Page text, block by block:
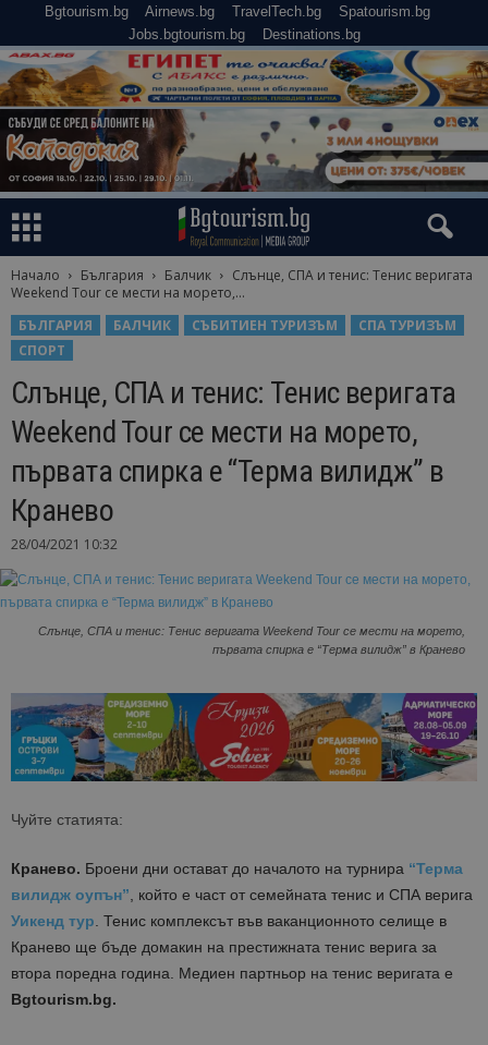
Bgtourism.bg Airnews.bg TravelTech.bg
Spatourism.bg
Jobs.bgtourism.bg
Destinations.bg
Начало България Балчик
Слънце, СПА и тенис: Тенис веригата
Weekend Tour се мести на морето,...
БЪЛГАРИЯ
БАЛЧИК СЪБИТИЕН ТУРИЗЪМ
СПА ТУРИЗЪМ
СПОРТ
Слънце, СПА и тенис: Тенис веригата
Weekend Tour се мести на морето,
първата спирка е “Терма вилидж” в
Кранево
28/04/2021 10:32
Слънце, СПА и тенис: Тенис веригата Weekend Tour се мести на морето,
първата спирка е “Терма вилидж” в Кранево
Чуйте статията:
Кранево. Броени дни остават до началото на турнира “Терма
вилидж оупън”, който е част от семейната тенис и СПА верига
Уикенд тур. Тенис комплексът във ваканционното селище в
Кранево ще бъде домакин на престижната тенис верига за
втора поредна година. Медиен партньор на тенис веригата е
Bgtourism.bg.